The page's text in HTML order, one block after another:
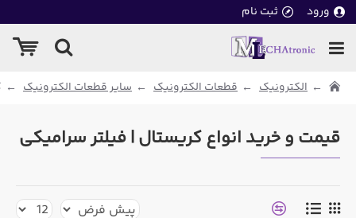
ورود ثبت نام
الکترونیک قطعات الکترونیک سایر قطعات الکترونیک
قیمت و خرید انواع کریستال | فیلتر سرامیکی